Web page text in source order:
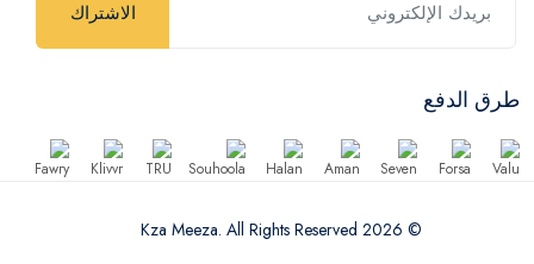
الاشتراك
طرق الدفع
© 2026 Kza Meeza. All Rights Reserved